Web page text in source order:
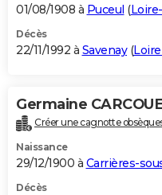
01/08/1908 à Puceul (
Décès
22/11/1992 à Savenay(
Germaine
Créer une cagnotte
Naissance
29/12/1900 à Carrières-
Décès